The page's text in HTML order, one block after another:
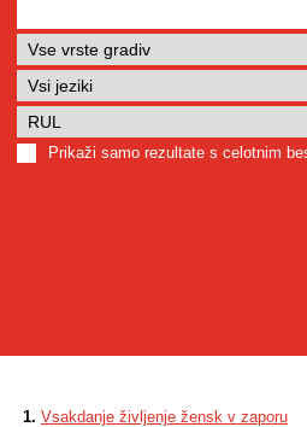
Prikaži samo rezultate s celotnim
1. Vsakdanje življenje žensk v zaporu